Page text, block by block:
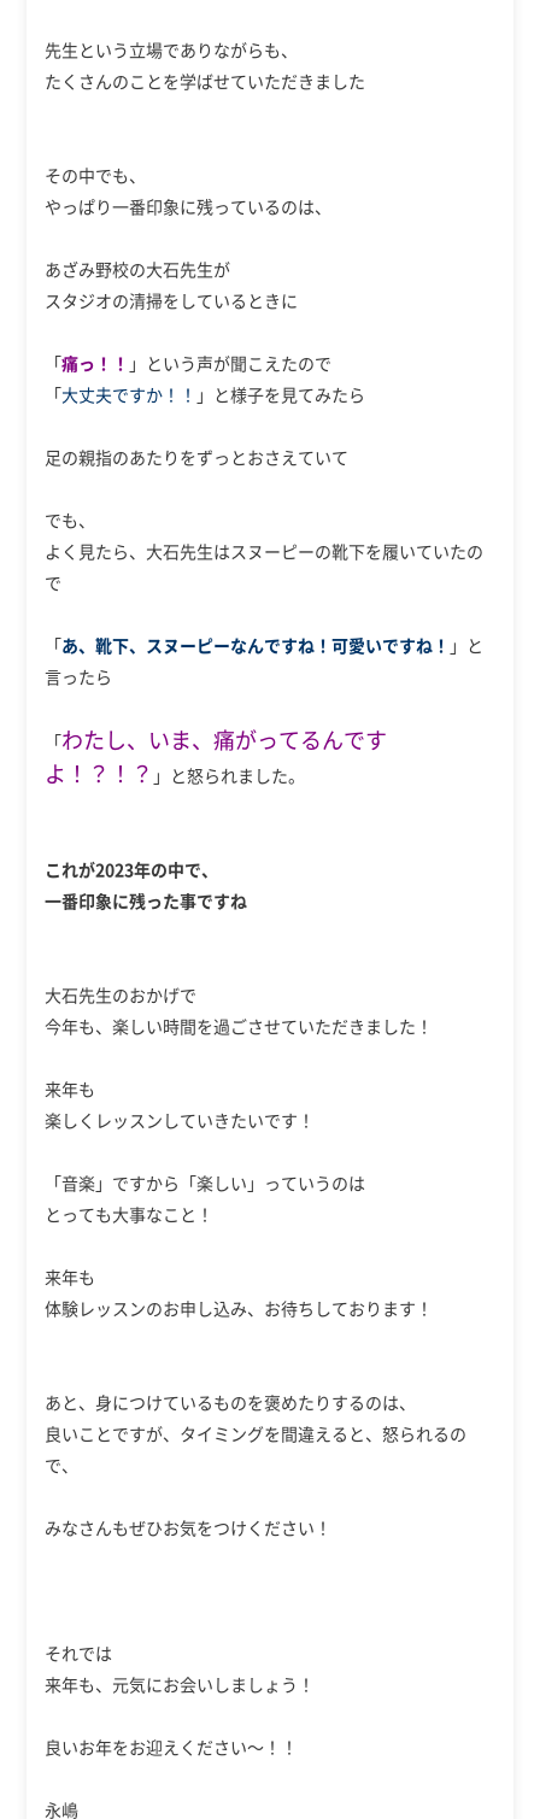
先生という立場でありながらも、
たくさんのことを学ばせていただきました
その中でも、
やっぱり一番印象に残っているのは、
あざみ野校の大石先生が
スタジオの清掃をしているときに
「痛っ！！ 」という声が聞こえたので
「大丈夫ですか！！ 」と様子を見てみたら
足の親指のあたりをずっとおさえていて
でも、
よく見たら、大石先生はスヌーピーの靴下を履いていたの
で
「あ、靴下、スヌーピーなんですね！可愛いですね！ 」と
言ったら
「わたし、いま、痛がってるんです
よ！？！？ 」と怒られました。
これが2023年の中で、
一番印象に残った事ですね
大石先生のおかげで
今年も、楽しい時間を過ごさせていただきました！
来年も
楽しくレッスンしていきたいです！
「音楽」ですから「楽しい」っていうのは
とっても大事なこと！
来年も
体験レッスンのお申し込み、お待ちしております！
あと、身につけているものを褒めたりするのは、
良いことですが、タイミングを間違えると、怒られるの
で、
みなさんもぜひお気をつけください！
それでは
来年も、元気にお会いしましょう！
良いお年をお迎えください～！！
永嶋